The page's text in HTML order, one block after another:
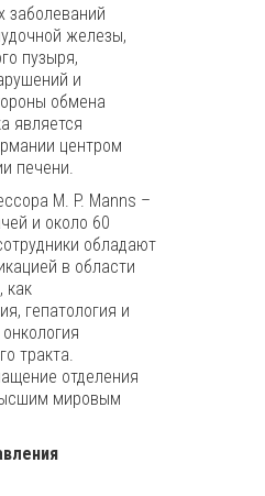
заболеваний
железы,
пузыря,
и
обмена
является
центром
печени.
M. P. Manns –
и около 60
обладают
в области
как
гепатология и
тракта.
отделения
мировым